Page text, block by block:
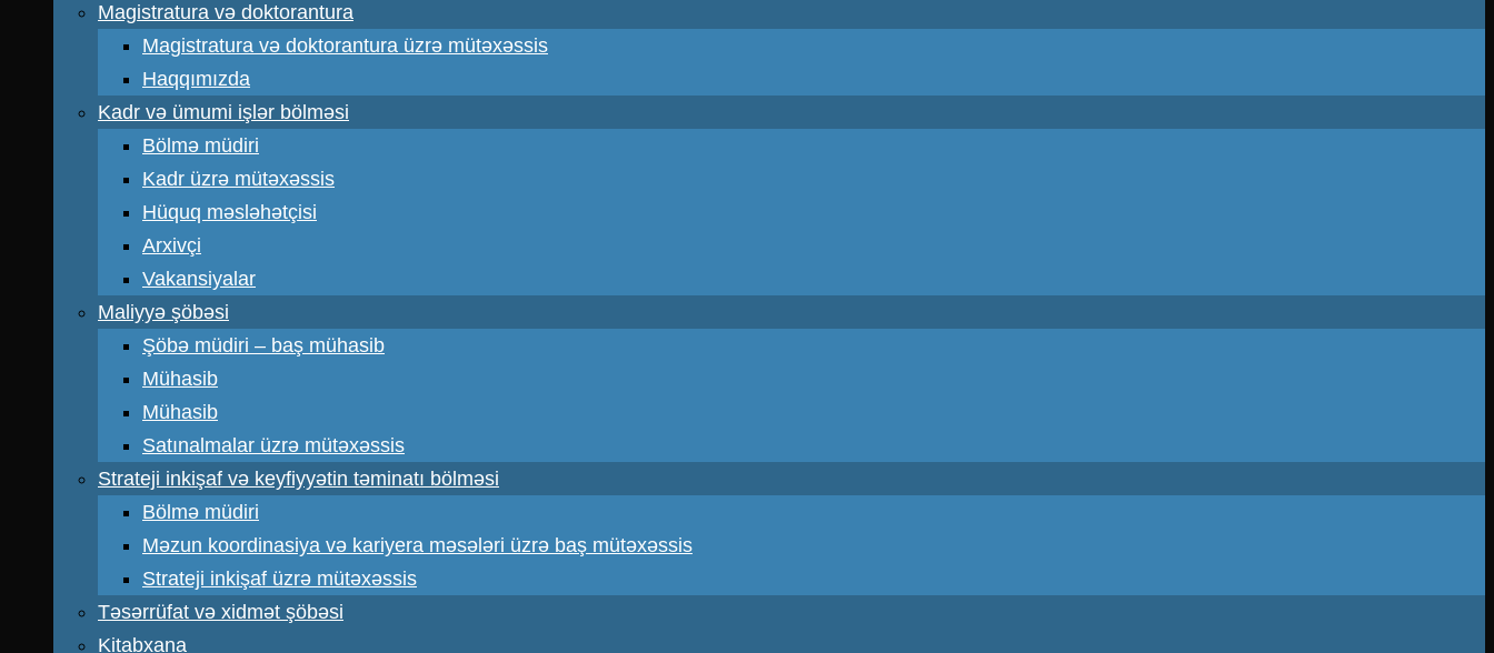
Magistratura və doktorantura
Magistratura və doktorantura üzrə mütəxəssis
Haqqımızda
Kadr və ümumi işlər bölməsi
Bölmə müdiri
Kadr üzrə mütəxəssis
Hüquq məsləhətçisi
Arxivçi
Vakansiyalar
Maliyyə şöbəsi
Şöbə müdiri – baş mühasib
Mühasib
Mühasib
Satınalmalar üzrə mütəxəssis
Strateji inkişaf və keyfiyyətin təminatı bölməsi
Bölmə müdiri
Məzun koordinasiya və kariyera məsələri üzrə baş mütəxəssis
Strateji inkişaf üzrə mütəxəssis
Təsərrüfat və xidmət şöbəsi
Kitabxana